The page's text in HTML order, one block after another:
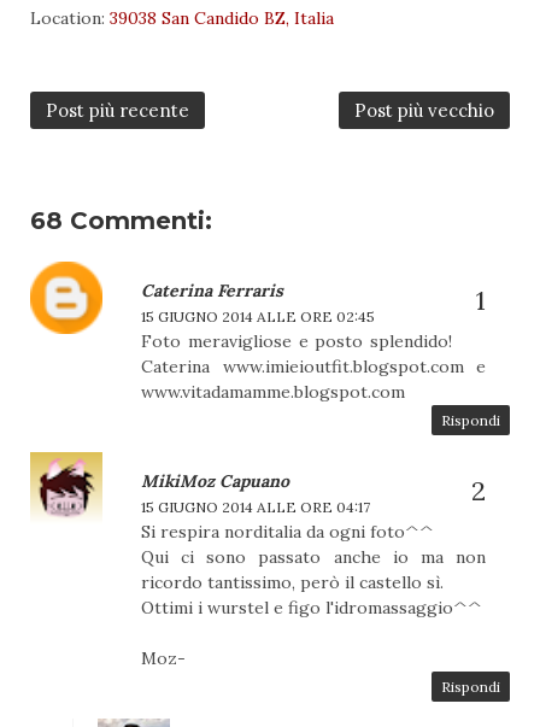
Location: 39038 San Candido BZ, Italia
Post più recente Post più vecchio
68 Commenti:
Caterina Ferraris
15 GIUGNO 2014 ALLE ORE 02:45
Foto meravigliose e posto splendido!
Caterina www.imieioutfit.blogspot.com e
www.vitadamamme.blogspot.com
Rispondi
MikiMoz Capuano
15 GIUGNO 2014 ALLE ORE 04:17
Si respira norditalia da ogni foto^^
Qui ci sono passato anche io ma non
ricordo tantissimo, però il castello sì.
Ottimi i wurstel e figo l'idromassaggio^^
Moz-
Rispondi